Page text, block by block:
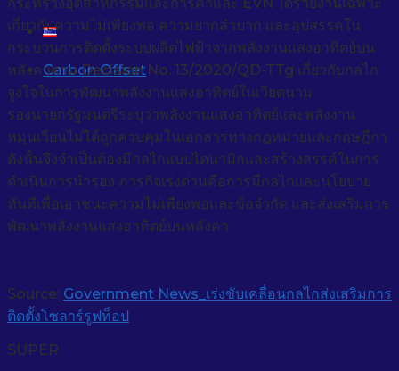
Carbon Offset
เกี่ยวกับความไม่เพียงพอ ความยากลำบาก และอุปสรรคใน
กระบวนการติดตั้งระบบผลิตไฟฟ้าจากพลังงานแสงอาทิตย์บน
หลังคาตาม Decision No. 13/2020/QD-TTg เกี่ยวกับกลไก
จูงใจในการพัฒนาพลังงานแสงอาทิตย์ในเวียดนาม
รองนายกรัฐมนตรีระบุว่าพลังงานแสงอาทิตย์และพลังงาน
หมุนเวียนไม่ได้ถูกควบคุมในเอกสารทางกฎหมายและกฤษฎีกา
ดังนั้นจึงจำเป็นต้องมีกลไกแบบไดนามิกและสร้างสรรค์ในการ
ดำเนินการนำร่อง ภารกิจเร่งด่วนคือการมีกลไกและนโยบาย
ทันทีเพื่อเอาชนะความไม่เพียงพอและข้อจำกัด และส่งเสริมการ
พัฒนาพลังงานแสงอาทิตย์บนหลังคา
Source: Government News_เร่งขับเคลื่อนกลไกส่งเสริมการ
ติดตั้งโซลาร์รูฟท็อป
SUPER